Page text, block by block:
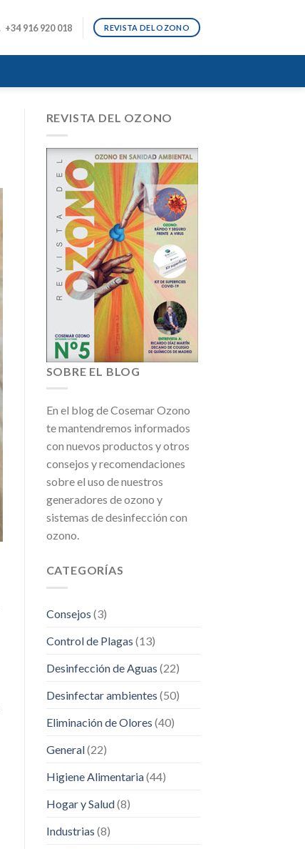
+34 916 920 018 REVISTA DEL OZONO
REVISTA DEL OZONO
SOBRE EL BLOG
En el blog de Cosemar Ozono
te mantendremos informados
con nuevos productos y otros
consejos y recomendaciones
sobre el uso de nuestros
generadores de ozono y
sistemas de desinfección con
ozono.
CATEGORÍAS
Consejos (3)
Control de Plagas (13)
Desinfección de Aguas (22)
Desinfectar ambientes (50)
Eliminación de Olores (40)
General(22)
Higiene Alimentaria(44)
Hogar y Salud(8)
Industrias (8)